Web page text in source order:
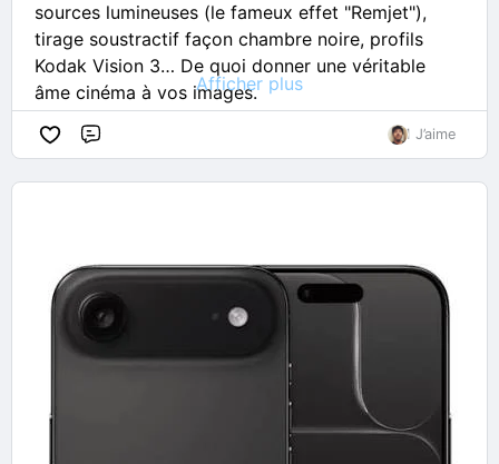
sources lumineuses (le fameux effet "Remjet"),
tirage soustractif façon chambre noire, profils
Kodak Vision 3… De quoi donner une véritable
âme cinéma à vos images.
Dans le guide, je décrypte :
▪️ Tous les modules expliqués simplement (Film
▪️ L'astuce du calque d'ajustement pour étalonner
tout un clip en une seule passe
▪️ Mon conseil perf : appliquer Dehancer tout à la
fin, juste avant l'export
article Dehancer Final Cut
Vous l'utilisez déjà sur vos projets ? Partagez vos
préférés en commentaire 👇
Afficher plus
1 J’aime